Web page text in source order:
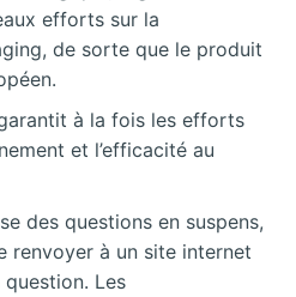
efforts sur la
de sorte que le produit
à la fois les efforts
et l’efficacité au
des questions en suspens,
renvoyer à un site internet
Les